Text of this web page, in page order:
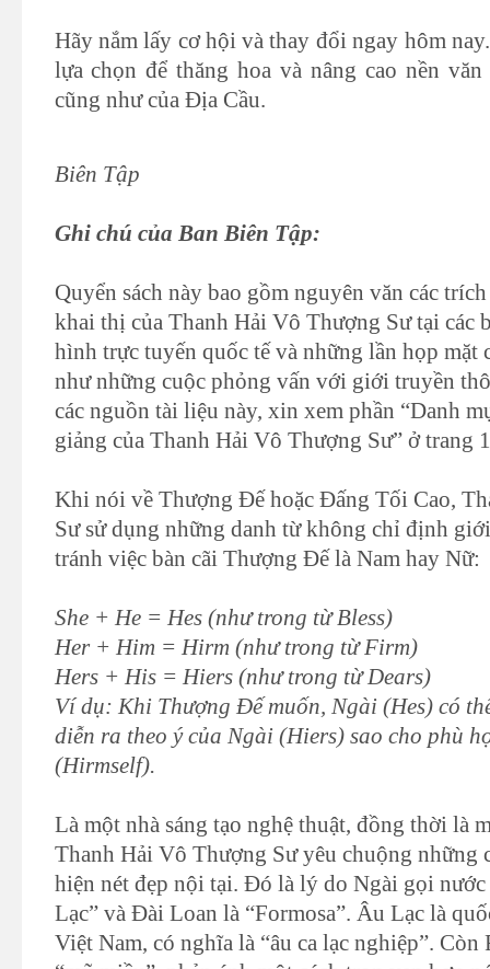
Hãy nắm lấy cơ hội và thay đổi ngay hôm
lựa chọn để thăng hoa và nâng cao nền
cũng như của Địa Cầu.
Biên Tập
Ghi chú của Ban Biên Tập:
Quyển sách này bao gồm nguyên văn các
khai thị của Thanh Hải Vô Thượng Sư tại các
hình trực tuyến quốc tế và những lần họp mặt
như những cuộc phỏng vấn với giới truyền
các nguồn tài liệu này, xin xem phần “Danh
giảng của Thanh Hải Vô Thượng Sư” ở trang
Khi nói về Thượng Đế hoặc Đấng Tối Cao,
Sư sử dụng những danh từ không chỉ định
tránh việc bàn cãi Thượng Đế là Nam hay Nữ:
She + He = Hes (như trong từ Bless)
Her + Him = Hirm (như trong từ Firm)
Hers + His = Hiers (như trong từ Dears)
Ví dụ: Khi Thượng Đế muốn, Ngài (Hes) có
diễn ra theo ý của Ngài (Hiers) sao cho phù
(Hirmself).
Là một nhà sáng tạo nghệ thuật, đồng thời là
Thanh Hải Vô Thượng Sư yêu chuộng những
hiện nét đẹp nội tại. Đó là lý do Ngài gọi
Lạc” và Ðài Loan là “Formosa”. Âu Lạc là
Việt Nam, có nghĩa là “âu ca lạc nghiệp”. Còn